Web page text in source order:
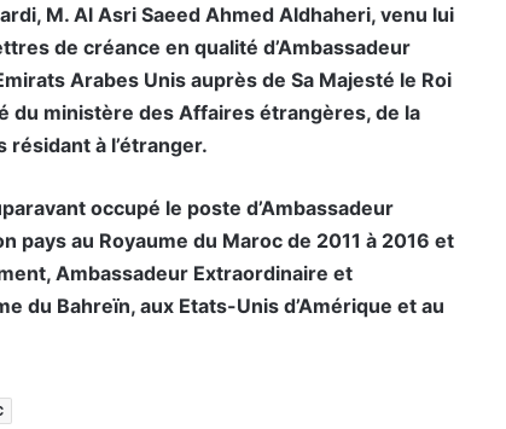
M. Al Asri Saeed Ahmed Aldhaheri, venu lui
de créance en qualité d’Ambassadeur
Arabes Unis auprès de Sa Majesté le Roi
du ministère des Affaires étrangères, de la
à l’étranger.
occupé le poste d’Ambassadeur
au Royaume du Maroc de 2011 à 2016 et
Ambassadeur Extraordinaire et
du Bahreïn, aux Etats-Unis d’Amérique et au